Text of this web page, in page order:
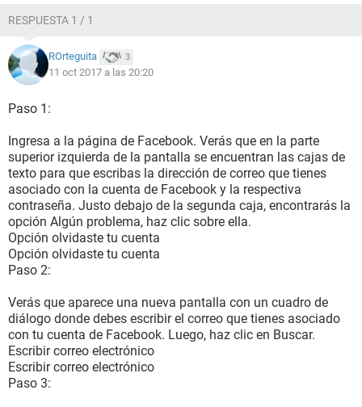
RESPUESTA 1 / 1
ROrteguita 3
11 oct 2017 a las 20:20
Paso 1:
Ingresa a la página de Facebook. Verás que en la parte
superior izquierda de la pantalla se encuentran las cajas de
texto para que escribas la dirección de correo que tienes
asociado con la cuenta de Facebook y la respectiva
contraseña. Justo debajo de la segunda caja, encontrarás la
opción Algún problema, haz clic sobre ella.
Opción olvidaste tu cuenta
Opción olvidaste tu cuenta
Paso 2:
Verás que aparece una nueva pantalla con un cuadro de
diálogo donde debes escribir el correo que tienes asociado
con tu cuenta de Facebook. Luego, haz clic en Buscar.
Escribir correo electrónico
Escribir correo electrónico
Paso 3: